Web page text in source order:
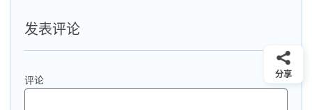
分享
发表评论
评论